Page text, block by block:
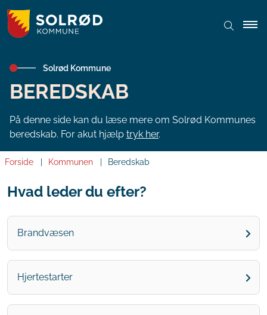
Solrød Kommune
BEREDSKAB
På denne side kan du læse mere om Solrød Kommunes
beredskab. For akut hjælp tryk her.
Forside Kommunen Beredskab
Hvad leder du efter?
Brandvæsen
Hjertestarter